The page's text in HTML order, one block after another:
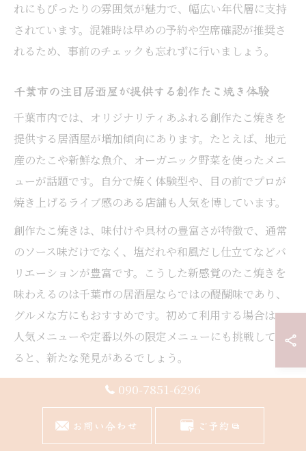
れにもぴったりの雰囲気が魅力で、幅広い年代層に支持
されています。混雑時は早めの予約や空席確認が推奨さ
れるため、事前のチェックも忘れずに行いましょう。
千葉市の注目居酒屋が提供する創作たこ焼き体験
千葉市内では、オリジナリティあふれる創作たこ焼きを
提供する居酒屋が増加傾向にあります。たとえば、地元
産のたこや新鮮な魚介、オーガニック野菜を使ったメニ
ューが話題です。自分で焼く体験型や、目の前でプロが
焼き上げるライブ感のある店舗も人気を博しています。
創作たこ焼きは、味付けや具材の豊富さが特徴で、通常
のソース味だけでなく、塩だれや和風だし仕立てなどバ
リエーションが豊富です。こうした新感覚のたこ焼きを
味わえるのは千葉市の居酒屋ならではの醍醐味であり、
グルメな方にもおすすめです。初めて利用する場合は、
人気メニューや定番以外の限定メニューにも挑戦してみ
ると、新たな発見があるでしょう。
居酒屋ランキング常連のたこ焼きメニュー特集
千葉市のたこ焼き居酒屋ランキングで常に上位に名を連
ねるメニューには、いくつかの共通点があります。ま
090-7851-6296
お問い合わせ ご予約